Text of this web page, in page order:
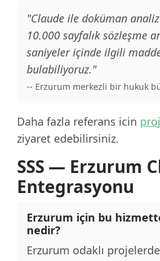
"Claude ile doküman
10.000 sayfalık sözleşme
saniyeler içinde ilgili
bulabiliyoruz."
-- Erzurum merkezli bir hukuk
Daha fazla referans icin
ziyaret edebilirsiniz.
SSS — Erzurum
Entegrasyonu
Erzurum için bu
nedir?
Erzurum odaklı